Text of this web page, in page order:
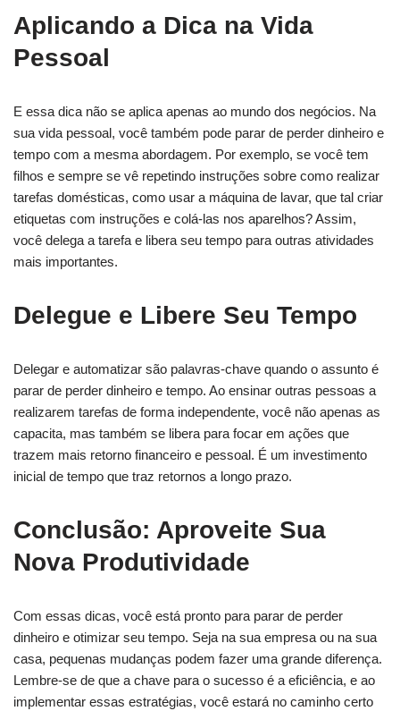
Aplicando a Dica na Vida
Pessoal
E essa dica não se aplica apenas ao mundo dos negócios. Na
sua vida pessoal, você também pode parar de perder dinheiro e
tempo com a mesma abordagem. Por exemplo, se você tem
filhos e sempre se vê repetindo instruções sobre como realizar
tarefas domésticas, como usar a máquina de lavar, que tal criar
etiquetas com instruções e colá-las nos aparelhos? Assim,
você delega a tarefa e libera seu tempo para outras atividades
mais importantes.
Delegue e Libere Seu Tempo
Delegar e automatizar são palavras-chave quando o assunto é
parar de perder dinheiro e tempo. Ao ensinar outras pessoas a
realizarem tarefas de forma independente, você não apenas as
capacita, mas também se libera para focar em ações que
trazem mais retorno financeiro e pessoal. É um investimento
inicial de tempo que traz retornos a longo prazo.
Conclusão: Aproveite Sua
Nova Produtividade
Com essas dicas, você está pronto para parar de perder
dinheiro e otimizar seu tempo. Seja na sua empresa ou na sua
casa, pequenas mudanças podem fazer uma grande diferença.
Lembre-se de que a chave para o sucesso é a eficiência, e ao
implementar essas estratégias, você estará no caminho certo